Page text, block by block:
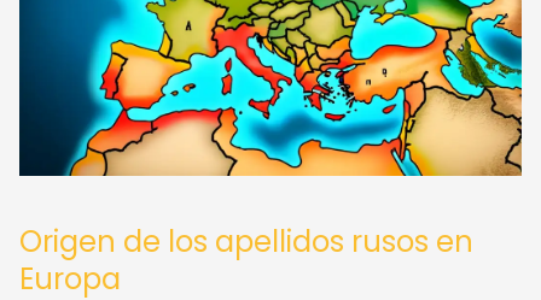
Origen de los apellidos rusos en
Europa